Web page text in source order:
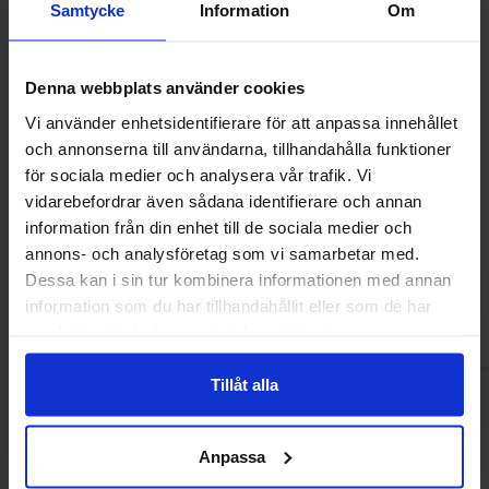
Samtycke Information Om
Denna webbplats använder cookies
Vi använder enhetsidentifierare för att anpassa innehållet
och annonserna till användarna, tillhandahålla funktioner
för sociala medier och analysera vår trafik. Vi
vidarebefordrar även sådana identifierare och annan
information från din enhet till de sociala medier och
annons- och analysföretag som vi samarbetar med.
Dessa kan i sin tur kombinera informationen med annan
information som du har tillhandahållit eller som de har
Tillåt alla
Anpassa
Tootsie Dots 184g
44.90 kr
Kjøp
Andre kjøpte også